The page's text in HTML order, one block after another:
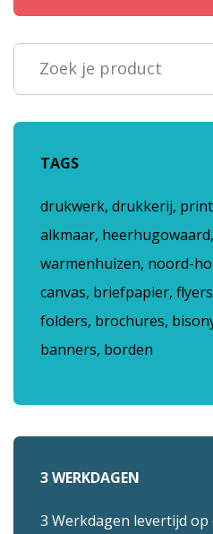
TAGS
drukwerk, drukkerij,
alkmaar,
warmenhuizen, noord-
canvas, briefpapier,
folders, brochures,
banners, borden
3 WERKDAGEN
3 Werkdagen levertijd